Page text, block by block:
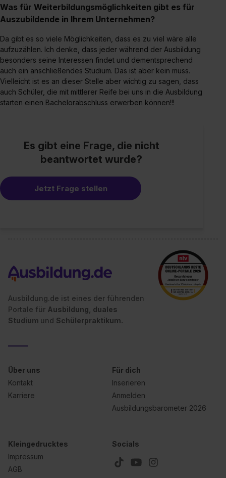
Was für Weiterbildungsmöglichkeiten gibt es für
Auszubildende in Ihrem Unternehmen?
Da gibt es so viele Möglichkeiten, dass es zu viel wäre alle
aufzuzählen. Ich denke, dass jeder während der Ausbildung
besonders seine Interessen findet und dementsprechend
auch ein anschließendes Studium. Das ist aber kein muss.
Vielleicht ist es an dieser Stelle aber wichtig zu sagen, dass
auch Schüler, die mit mittlerer Reife bei uns in die Ausbildung
starten einen Bachelorabschluss erwerben können!!!
Es gibt eine Frage, die nicht
beantwortet wurde?
Jetzt Frage stellen
Ausbildung.de ist eines der führenden
Portale für Ausbildung, duales
Studium und Schülerpraktikum.
Über uns
Kontakt
Karriere
Für dich
Inserieren
Anmelden
Ausbildungsbarometer 2026
Kleingedrucktes
Impressum
AGB
Socials